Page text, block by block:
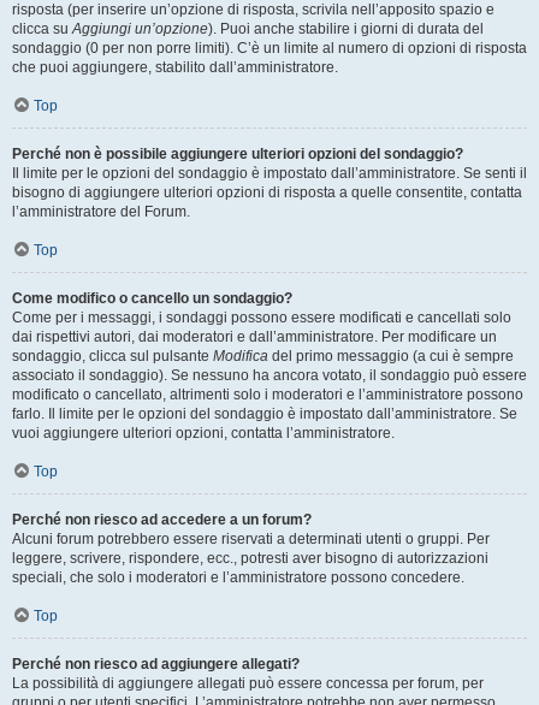
risposta (per inserire un’opzione di risposta, scrivila nell’apposito spazio e
clicca suAggiungi un’opzione). Puoi anche stabilire i giorni di durata del
sondaggio (0 per non porre limiti). C’è un limite al numero di opzioni di risposta
che puoi aggiungere, stabilito dall’amministratore.
Top
Perché non è possibile aggiungere ulteriori opzioni del sondaggio?
Il limite per le opzioni del sondaggio è impostato dall’amministratore. Se senti il
bisogno di aggiungere ulteriori opzioni di risposta a quelle consentite, contatta
l’amministratore del Forum.
Top
Come modifico o cancello un sondaggio?
Come per i messaggi, i sondaggi possono essere modificati e cancellati solo
dai rispettivi autori, dai moderatori e dall’amministratore. Per modificare un
sondaggio, clicca sul pulsante Modifica del primo messaggio (a cui è sempre
associato il sondaggio). Se nessuno ha ancora votato, il sondaggio può essere
modificato o cancellato, altrimenti solo i moderatori e l’amministratore possono
farlo. Il limite per le opzioni del sondaggio è impostato dall’amministratore. Se
vuoi aggiungere ulteriori opzioni, contatta l’amministratore.
Top
Perché non riesco ad accedere a un forum?
Alcuni forum potrebbero essere riservati a determinati utenti o gruppi. Per
leggere, scrivere, rispondere, ecc., potresti aver bisogno di autorizzazioni
speciali, che solo i moderatori e l’amministratore possono concedere.
Top
Perché non riesco ad aggiungere allegati?
La possibilità di aggiungere allegati può essere concessa per forum, per